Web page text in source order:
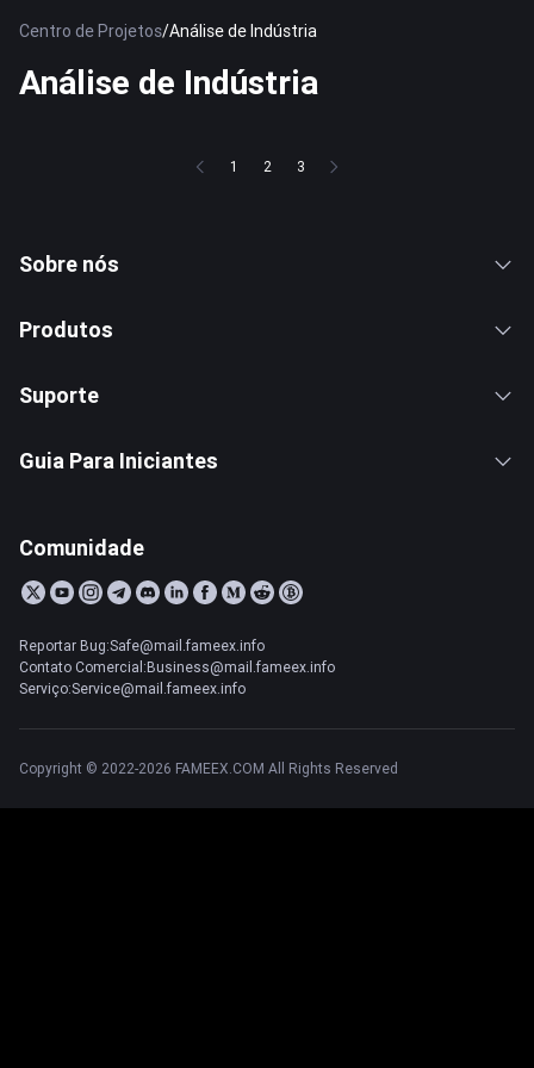
Centro de Projetos/Análise de Indústria
Análise de Indústria
1 2 3
Sobre nós
Produtos
Suporte
Guia Para Iniciantes
Comunidade
Reportar Bug:Safe@mail.fameex.info
Contato Comercial:Business@mail.fameex.info
Serviço:Service@mail.fameex.info
Copyright © 2022-2026 FAMEEX.COM All Rights Reserved